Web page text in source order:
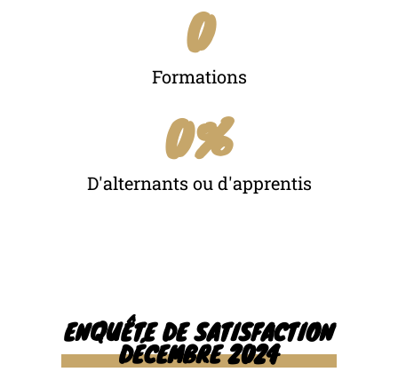
Formations
0
D'alternants ou d'apprentis
0%
ENQUÊTE DE SATISFACTION
DÉCEMBRE 2024